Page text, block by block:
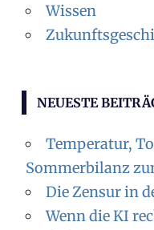
Wissen
NEUESTE
Temperatur,
Sommerbilanz
Die Zensur in
Wenn die KI